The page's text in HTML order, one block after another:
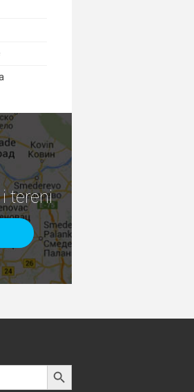
tereni
SEARCH BUTTON